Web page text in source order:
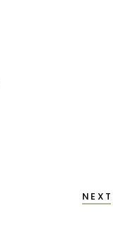
NEXT